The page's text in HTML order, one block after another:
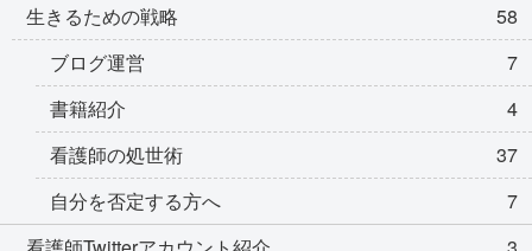
生きるための戦略
58
ブログ運営
7
書籍紹介
4
看護師の処世術
37
自分を否定する方へ
7